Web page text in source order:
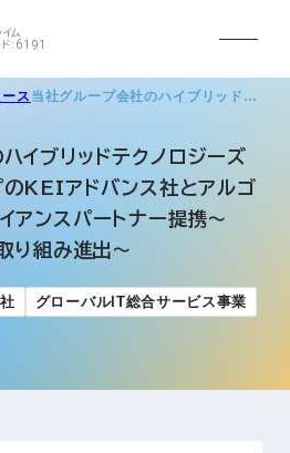
ム
ド:6191
ス 当社グループ会社のハイブリッド…
イブリッドテクノロジーズ
KEIアドバンス社とアルゴ
アンスパートナー提携～
組み進出～
グローバルIT総合サービス事業